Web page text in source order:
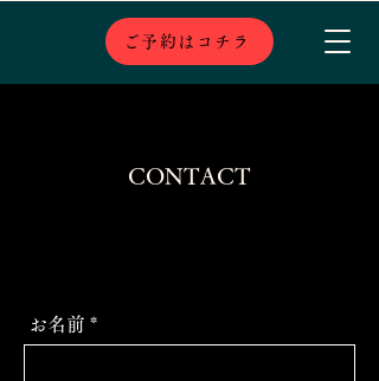
ご予約はコチラ
CONTACT
お名前